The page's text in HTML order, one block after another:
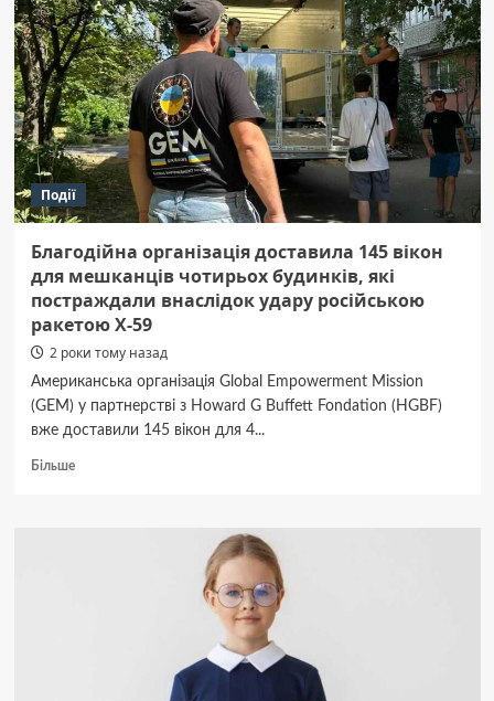
стати
останнім
у
житті”
Події
Благодійна організація доставила 145 вікон
для мешканців чотирьох будинків, які
постраждали внаслідок удару російською
ракетою Х-59
2 роки тому назад
Американська організація Global Empowerment Mission
(GEM) у партнерстві з Howard G Buffett Fondation (HGBF)
вже доставили 145 вікон для 4...
БільшеДокладніше